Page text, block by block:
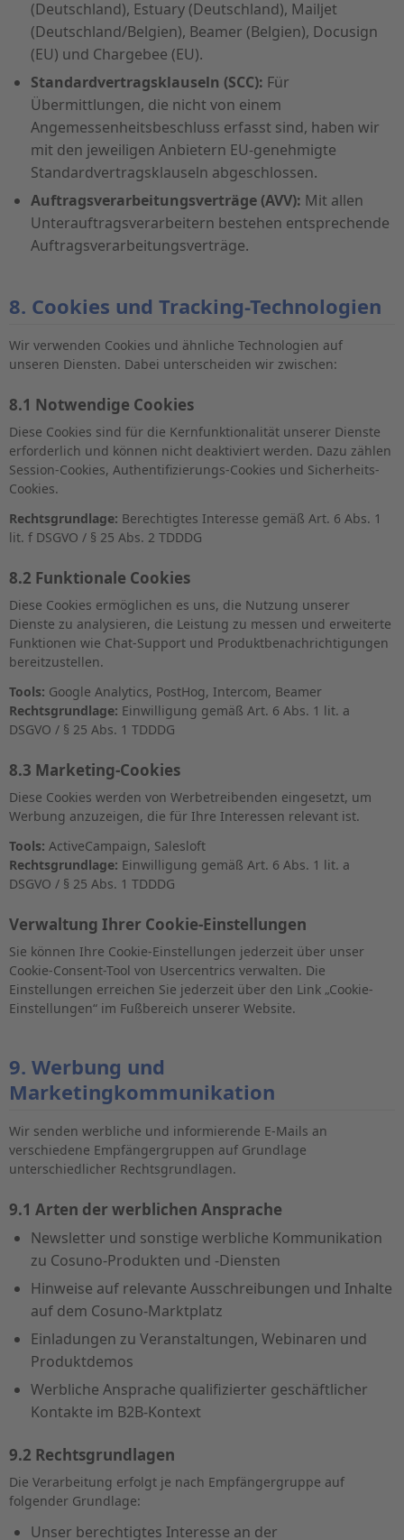
(Deutschland), Estuary (Deutschland), Mailjet
(Deutschland/Belgien), Beamer (Belgien), Docusign
(EU) und Chargebee (EU).
Standardvertragsklauseln (SCC): Für
Übermittlungen, die nicht von einem
Angemessenheitsbeschluss erfasst sind, haben wir
mit den jeweiligen Anbietern EU-genehmigte
Standardvertragsklauseln abgeschlossen.
Auftragsverarbeitungsverträge (AVV): Mit allen
Unterauftragsverarbeitern bestehen entsprechende
Auftragsverarbeitungsverträge.
8. Cookies und Tracking-Technologien
Wir verwenden Cookies und ähnliche Technologien auf
unseren Diensten. Dabei unterscheiden wir zwischen:
8.1 Notwendige Cookies
Diese Cookies sind für die Kernfunktionalität unserer Dienste
erforderlich und können nicht deaktiviert werden. Dazu zählen
Session-Cookies, Authentifizierungs-Cookies und Sicherheits-
Cookies.
Rechtsgrundlage: Berechtigtes Interesse gemäß Art. 6 Abs. 1
lit. f DSGVO / § 25 Abs. 2 TDDDG
8.2 Funktionale Cookies
Diese Cookies ermöglichen es uns, die Nutzung unserer
Dienste zu analysieren, die Leistung zu messen und erweiterte
Funktionen wie Chat-Support und Produktbenachrichtigungen
bereitzustellen.
Tools: Google Analytics, PostHog, Intercom, Beamer
Rechtsgrundlage: Einwilligung gemäß Art. 6 Abs. 1 lit. a
DSGVO / § 25 Abs. 1 TDDDG
8.3 Marketing-Cookies
Diese Cookies werden von Werbetreibenden eingesetzt, um
Werbung anzuzeigen, die für Ihre Interessen relevant ist.
Tools: ActiveCampaign, Salesloft
Rechtsgrundlage: Einwilligung gemäß Art. 6 Abs. 1 lit. a
DSGVO / § 25 Abs. 1 TDDDG
Verwaltung Ihrer Cookie-Einstellungen
Sie können Ihre Cookie-Einstellungen jederzeit über unser
Cookie-Consent-Tool von Usercentrics verwalten. Die
Einstellungen erreichen Sie jederzeit über den Link „Cookie-
Einstellungen“ im Fußbereich unserer Website.
9. Werbung und
Marketingkommunikation
Wir senden werbliche und informierende E-Mails an
verschiedene Empfängergruppen auf Grundlage
unterschiedlicher Rechtsgrundlagen.
9.1 Arten der werblichen Ansprache
Newsletter und sonstige werbliche Kommunikation
zu Cosuno-Produkten und -Diensten
Hinweise auf relevante Ausschreibungen und Inhalte
auf dem Cosuno-Marktplatz
Einladungen zu Veranstaltungen, Webinaren und
Produktdemos
Werbliche Ansprache qualifizierter geschäftlicher
Kontakte im B2B-Kontext
9.2 Rechtsgrundlagen
Die Verarbeitung erfolgt je nach Empfängergruppe auf
folgender Grundlage:
Unser berechtigtes Interesse an der